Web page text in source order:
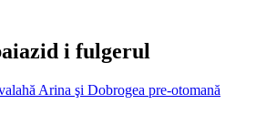
i fulgerul